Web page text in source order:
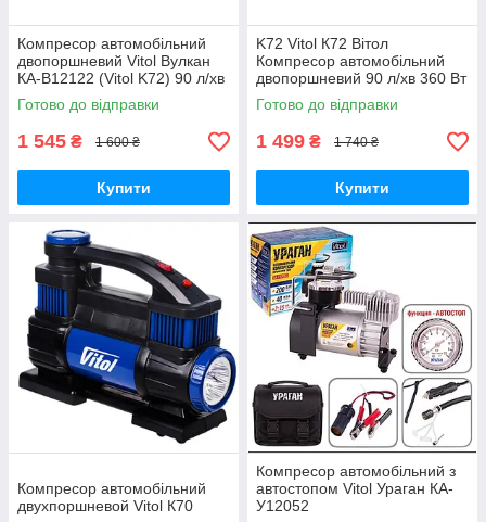
Компресор автомобільний
двопоршневий Vitol Вулкан
КА-В12122 (Vitol K72) 90 л/хв
300 Вт
Готово до відправки
1 545 ₴ 1 600 ₴
Купити
K72 Vitol К72 Вітол
Компресор автомобільний
двопоршневий 90 л/хв 360 Вт
Готово до відправки
1 499 ₴ 1 740 ₴
Купити
Компресор автомобільний
двухпоршневой Vitol К70
Компресор автомобільний з
автостопом Vitol Ураган КА-
У12052